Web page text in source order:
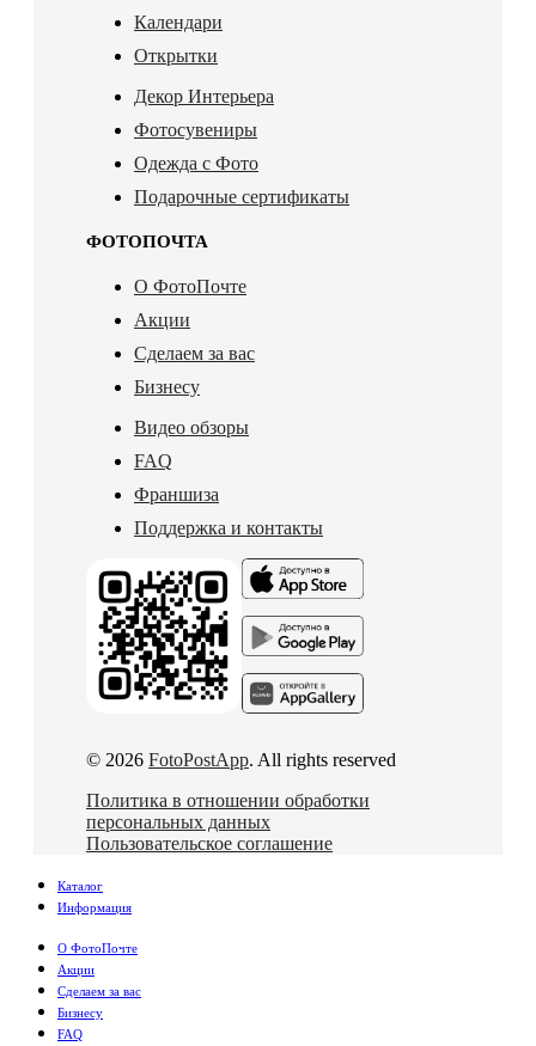
Календари
Открытки
Декор Интерьера
Фотосувениры
Одежда с Фото
Подарочные сертификаты
ФОТОПОЧТА
О ФотоПочте
Акции
Сделаем за вас
Бизнесу
Видео обзоры
FAQ
Франшиза
Поддержка и контакты
© 2026 FotoPostApp. All rights reserved
Политика в отношении обработки
персональных данных
Пользовательское соглашение
Каталог
Информация
О ФотоПочте
Акции
Сделаем за вас
Бизнесу
FAQ